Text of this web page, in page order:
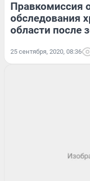
Правкомиссия
обследования
области после
25 сентября, 2020, 08:36